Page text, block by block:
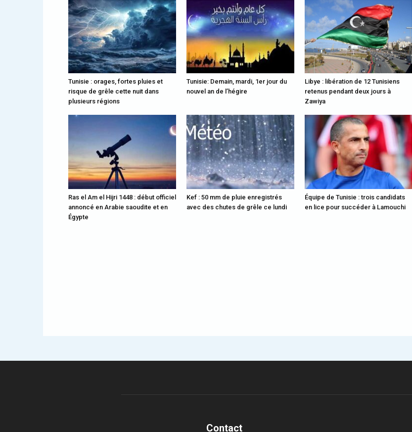
Tunisie : orages, fortes pluies et
risque de grêle cette nuit dans
plusieurs régions
Tunisie: Demain, mardi, 1er jour du
nouvel an de l’hégire
Libye : libération de 12 Tunisiens
retenus pendant deux jours à
Zawiya
Ras el Am el Hijri 1448 : début officiel
annoncé en Arabie saoudite et en
Égypte
Kef : 50 mm de pluie enregistrés
avec des chutes de grêle ce lundi
Équipe de Tunisie : trois candidats
en lice pour succéder à Lamouchi
Contact